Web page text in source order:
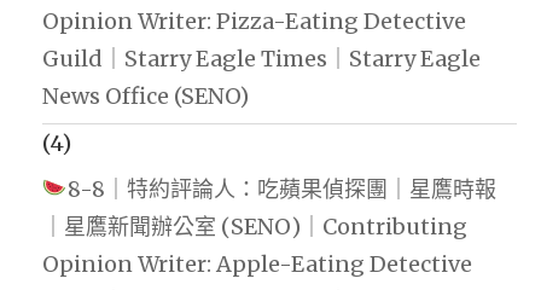
Opinion Writer: Pizza-Eating Detective
Guild｜Starry Eagle Times｜Starry Eagle
News Office (SENO)
(4)
8-8｜特約評論人：吃蘋果偵探團｜星鷹時報
｜星鷹新聞辦公室 (SENO)｜Contributing
Opinion Writer: Apple-Eating Detective